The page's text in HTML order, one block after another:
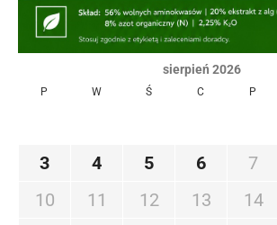
sierpień 2026
P W Ś C P
3
4 5 6 7
10
11 12 13 14